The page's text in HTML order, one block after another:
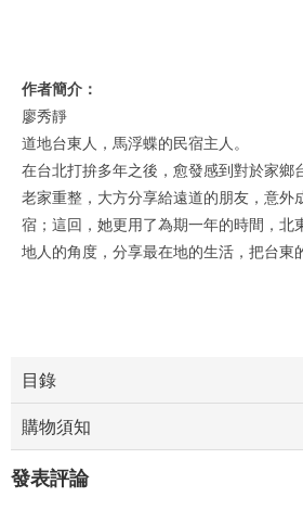
作者簡介：
廖秀靜
道地台東人，馬浮蝶的民宿主人。
在台北打拚多年之後，愈發感到對於家鄉
老家重整，大方分享給遠道的朋友，意外
宿；這回，她更用了為期一年的時間，北
地人的角度，分享最在地的生活，把台東
目錄
購物須知
發表評論